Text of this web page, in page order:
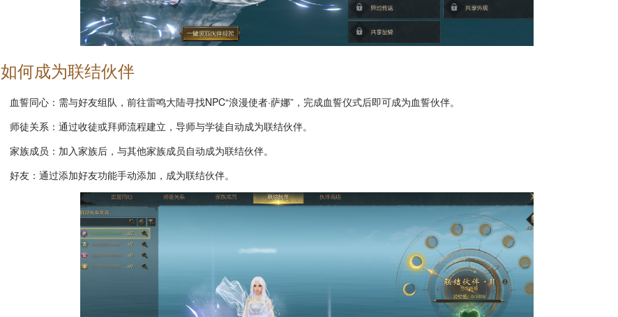
如何成为联结伙伴
血誓同心：需与好友组队，前往雷鸣大陆寻找NPC“浪漫使者·萨娜”，完成血誓仪式后即可成为血誓伙伴。
师徒关系：通过收徒或拜师流程建立，导师与学徒自动成为联结伙伴。
家族成员：加入家族后，与其他家族成员自动成为联结伙伴。
好友：通过添加好友功能手动添加，成为联结伙伴。